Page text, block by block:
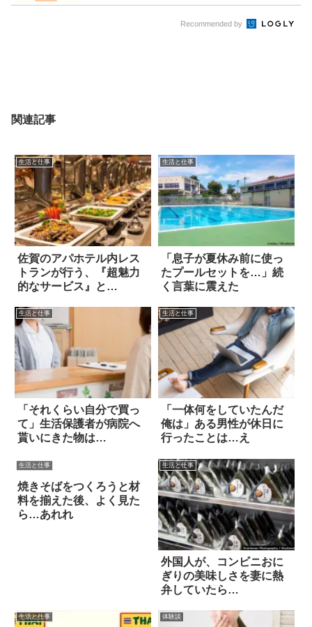
Recommended by
関連記事
生活と仕事
佐賀のアパホテル内レス
トランが行う、『超魅力
的なサービス』と
生活と仕事
「息子が夏休み前に使っ
たプールセットを…」続
く言葉に震えた
生活と仕事
「それくらい自分で買っ
て」生活保護者が病院へ
貰いにきた物は…
生活と仕事
「一体何をしていたんだ
俺は」ある男性が休日に
行ったことは…え
生活と仕事
焼きそばをつくろうと材
料を揃えた後、よく見た
ら…あれれ
生活と仕事
外国人が、コンビニおに
ぎりの美味しさを妻に熱
弁していたら…
生活と仕事 体験談